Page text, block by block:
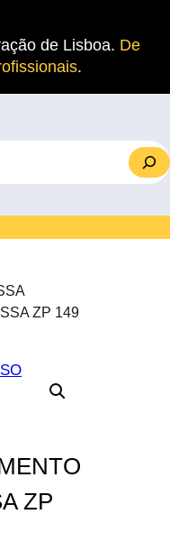
de Lisboa. De
.
ZP 149
ZP